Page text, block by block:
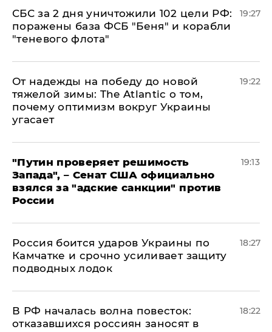
СБС за 2 дня уничтожили 102 цели РФ:
поражены база ФСБ "Беня" и корабли
"теневого флота"
19:27
От надежды на победу до новой
тяжелой зимы: The Atlantic о том,
почему оптимизм вокруг Украины
угасает
19:22
"Путин проверяет решимость
Запада", – Сенат США официально
взялся за "адские санкции" против
России
19:13
Россия боится ударов Украины по
Камчатке и срочно усиливает защиту
подводных лодок
18:27
​В РФ началась волна повесток:
отказавшихся россиян заносят в
18:22